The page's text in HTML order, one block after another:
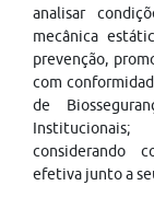
analisar
mecânica
prevenção,
com
de
Institucionais;
considerando
efetiva junto a